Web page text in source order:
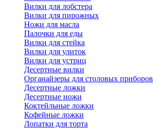
Вилки для лобстера
Вилки для пирожных
Ножи для масла
Палочки для еды
Вилки для стейка
Вилки для улиток
Вилки для устриц
Десертные вилки
Органайзеры для столовых приборов
Десертные ложки
Десертные ножи
Коктейльные ложки
Кофейные ложки
Лопатки для торта